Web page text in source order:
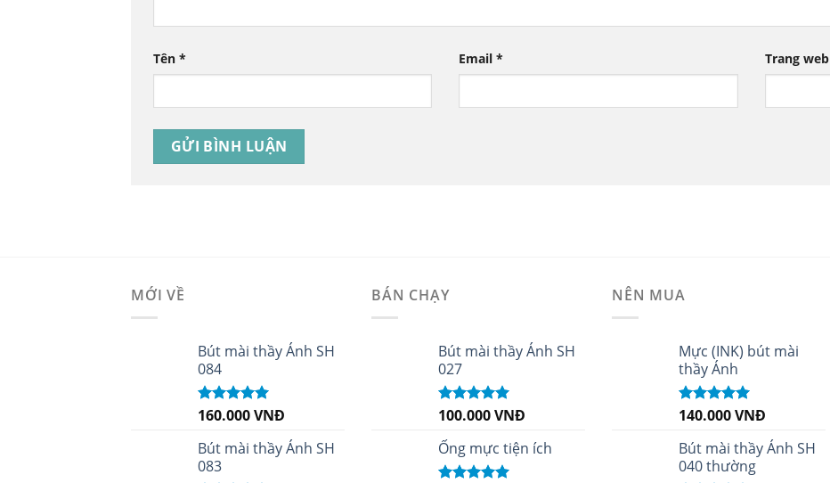
Tên * Email* Trang web
MỚI VỀ
Bút mài thầy Ánh SH
084
Được xếp
sao
160.000VNĐ
Bút mài thầy Ánh SH
083
BÁN CHẠY
Bút mài thầy Ánh SH
027
Được xếp
sao
100.000VNĐ
Ống mực tiện ích
NÊN MUA
Mực (INK) bút mài
thầy Ánh
Được xếp
sao
140.000VNĐ
Bút mài thầy Ánh SH
040 thường